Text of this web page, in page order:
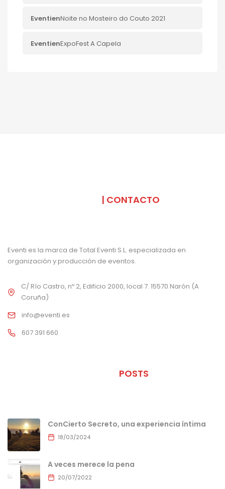
EventienNoite no Mosteiro do Couto 2021
EventienExpoFest A Capela
| CONTACTO
Eventi es la marca de Total Eventi S.L. especializada en
organización y producción de eventos.
C/ Río Castro, nº 2, Edificio 2000, local 7. 15570 Narón (A
Coruña)
info@eventi.es
607 391 660
POSTS
ConCierto Secreto, una experiencia íntima
18/03/2024
A veces merece la pena
20/07/2022